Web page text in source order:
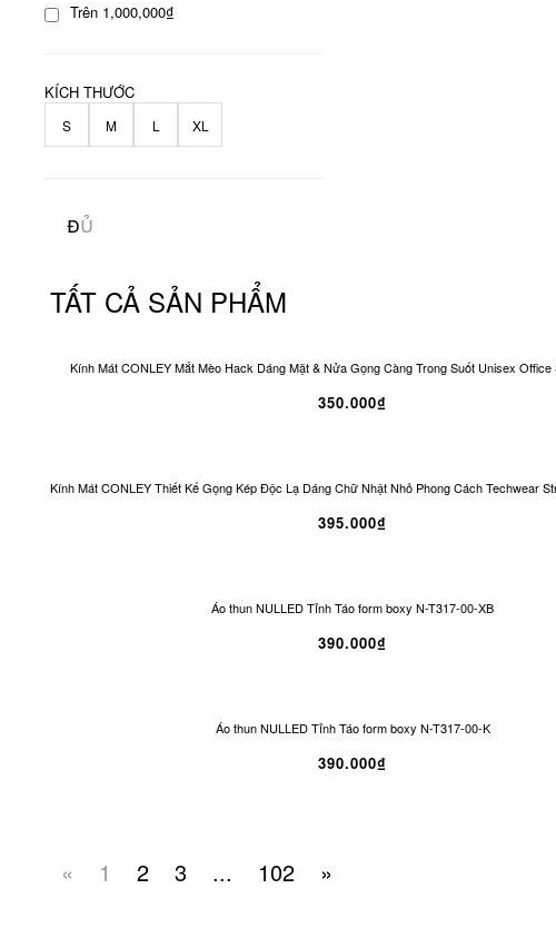
Trên 1,000,000₫
KÍCH THƯỚC
S M L XL
TẤT CẢ SẢN PHẨM
Kính Mát CONLEY Mắt Mèo Hack Dáng Mặt & Nửa Gọng Càng Trong Suốt Unisex Office
350.000₫
Kính Mát CONLEY Thiết Kế Gọng Kép Độc Lạ Dáng Chữ Nhật Nhỏ Phong Cách Techwear
395.000₫
Áo thun NULLED Tỉnh Táo form boxy N-T317-00-XB
390.000₫
Áo thun NULLED Tỉnh Táo form boxy N-T317-00-K
390.000₫
« 1 2 3 ... 102 »